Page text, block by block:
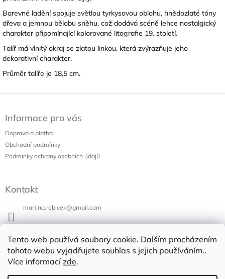
Tento web používá soubory cookie. Dalším procházením
tohoto webu vyjadřujete souhlas s jejich používáním..
Více informacízde.
Barevné ladění spojuje světlou tyrkysovou oblohu, hnědozlaté tóny
dřeva a jemnou bělobu sněhu, což dodává scéně lehce nostalgický
charakter připomínající kolorované litografie 19. století.
Talíř má vlnitý okraj se zlatou linkou, která zvýrazňuje jeho
dekorativní charakter.
Průměr talíře je 18,5 cm.
Informace pro vás
Doprava a platba
Obchodní podmínky
Podmínky ochrany osobních údajů
Kontakt
martina.rebicek@gmail.com
Bazar v Poli
bazarvpoli